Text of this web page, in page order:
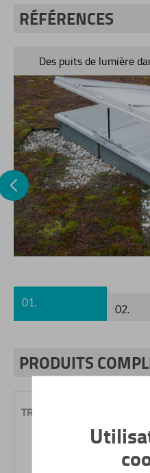
RÉFÉRENCES
01. 02.
Des puits de lumière
Previous
PRODUITS
TREUIL SI